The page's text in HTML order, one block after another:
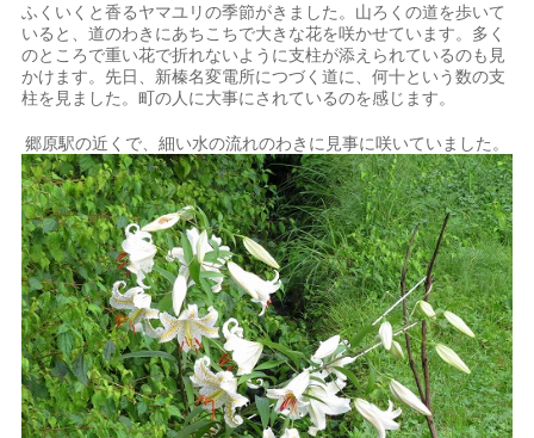
ふくいくと香るヤマユリの季節がきました。山ろくの道を歩いて
いると、道のわきにあちこちで大きな花を咲かせています。多く
のところで重い花で折れないように支柱が添えられているのも見
かけます。先日、新榛名変電所につづく道に、何十という数の支
柱を見ました。町の人に大事にされているのを感じます。
郷原駅の近くで、細い水の流れのわきに見事に咲いていました。